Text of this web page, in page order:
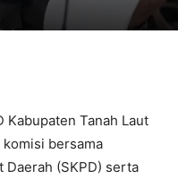
Kabupaten Tanah Laut
bersama
Daerah (SKPD) serta